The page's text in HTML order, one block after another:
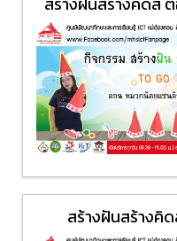
สร้างฝันสร้างคิ